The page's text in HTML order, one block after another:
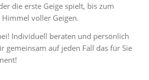
die erste Geige spielt, bis zum
voller Geigen.
Individuell beraten und persönlich
gemeinsam auf jeden Fall das für Sie